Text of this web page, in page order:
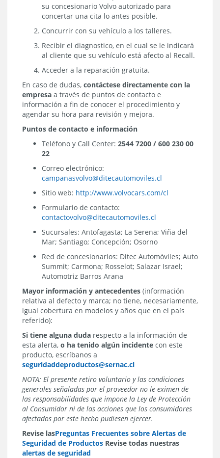
su concesionario Volvo autorizado para
concertar una cita lo antes posible.
Concurrir con su vehículo a los talleres.
Recibir el diagnostico, en el cual se le indicará
al cliente que su vehículo está afecto al Recall.
Acceder a la reparación gratuita.
En caso de dudas, contáctese directamente con la
empresa a través de puntos de contacto e
información a fin de conocer el procedimiento y
agendar su hora para revisión y mejora.
Puntos de contacto e información
Teléfono y Call Center: 2544 7200 / 600 230 00
22
Correo electrónico:
campanasvolvo@ditecautomoviles.cl
Sitio web: http://www.volvocars.com/cl
Formulario de contacto:
contactovolvo@ditecautomoviles.cl
Sucursales: Antofagasta; La Serena; Viña del
Mar; Santiago; Concepción; Osorno
Red de concesionarios: Ditec Automóviles; Auto
Summit; Carmona; Rosselot; Salazar Israel;
Automotriz Barros Arana
Mayor información y antecedentes (información
relativa al defecto y marca; no tiene, necesariamente,
igual cobertura en modelos y años que en el país
referido):
Si tiene alguna duda respecto a la información de
esta alerta, o ha tenido algún incidente con este
producto, escríbanos a
seguridaddeproductos@sernac.cl
NOTA: El presente retiro voluntario y las condiciones
generales señaladas por el proveedor no le eximen de
las responsabilidades que impone la Ley de Protección
al Consumidor ni de las acciones que los consumidores
afectados por este hecho pudiesen ejercer.
Revise lasPreguntas Frecuentes sobre Alertas de
Seguridad de Productos Revise todas nuestras
alertas de seguridad